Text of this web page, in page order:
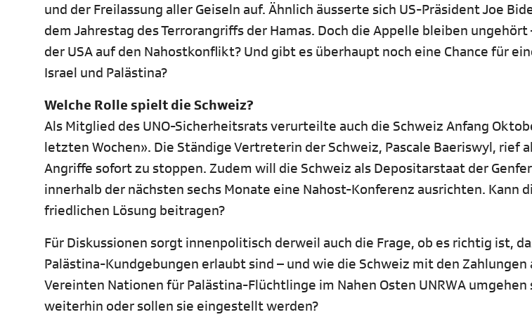
und der Freilassung aller Geiseln auf. Ähnlich äusserte sich US-Präsident Joe
dem Jahrestag des Terrorangriffs der Hamas. Doch die Appelle bleiben
der USA auf den Nahostkonflikt? Und gibt es überhaupt noch eine Chance für
Israel und Palästina?
Welche Rolle spielt die Schweiz?
Als Mitglied des UNO-Sicherheitsrats verurteilte auch die Schweiz Anfang
letzten Wochen». Die Ständige Vertreterin der Schweiz, Pascale Baeriswyl, rief
Angriffe sofort zu stoppen. Zudem will die Schweiz als Depositarstaat der
innerhalb der nächsten sechs Monate eine Nahost-Konferenz ausrichten. Kann
friedlichen Lösung beitragen?
Für Diskussionen sorgt innenpolitisch derweil auch die Frage, ob es richtig ist,
Palästina-Kundgebungen erlaubt sind – und wie die Schweiz mit den
Vereinten Nationen für Palästina-Flüchtlinge im Nahen Osten UNRWA umgehen
weiterhin oder sollen sie eingestellt werden?